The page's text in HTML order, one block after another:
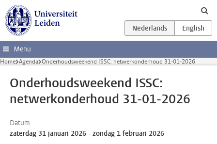
Ga direct naar de inhoud
Menu
Home Agenda Onderhoudsweekend ISSC: netwerkonderhoud 31-01-2026
Onderhoudsweekend ISSC:
netwerkonderhoud 31-01-2026
Datum
zaterdag 31 januari 2026 - zondag 1 februari 2026